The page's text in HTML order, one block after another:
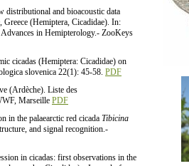
and bioacoustic data
Greece (Hemiptera, Cicadidae). In:
in Hemipterology.- ZooKeys
cicadas (Hemiptera: Cicadidae) on
slovenica 22(1): 45-58. PDF
(Ardèche). Liste des
Marseille PDF
in the palaearctic red cicada Tibicina
and signal recognition.-
in cicadas: first observations in the